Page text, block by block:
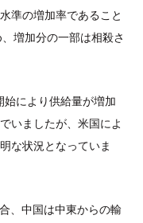
準の増加率であること
増加分の一部は相殺さ
により供給量が増加
いましたが、米国によ
な状況となっていま
、中国は中東からの輸